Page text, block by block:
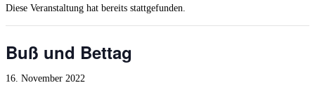
Diese Veranstaltung hat bereits stattgefunden.
Buß und Bet­tag
16. November 2022